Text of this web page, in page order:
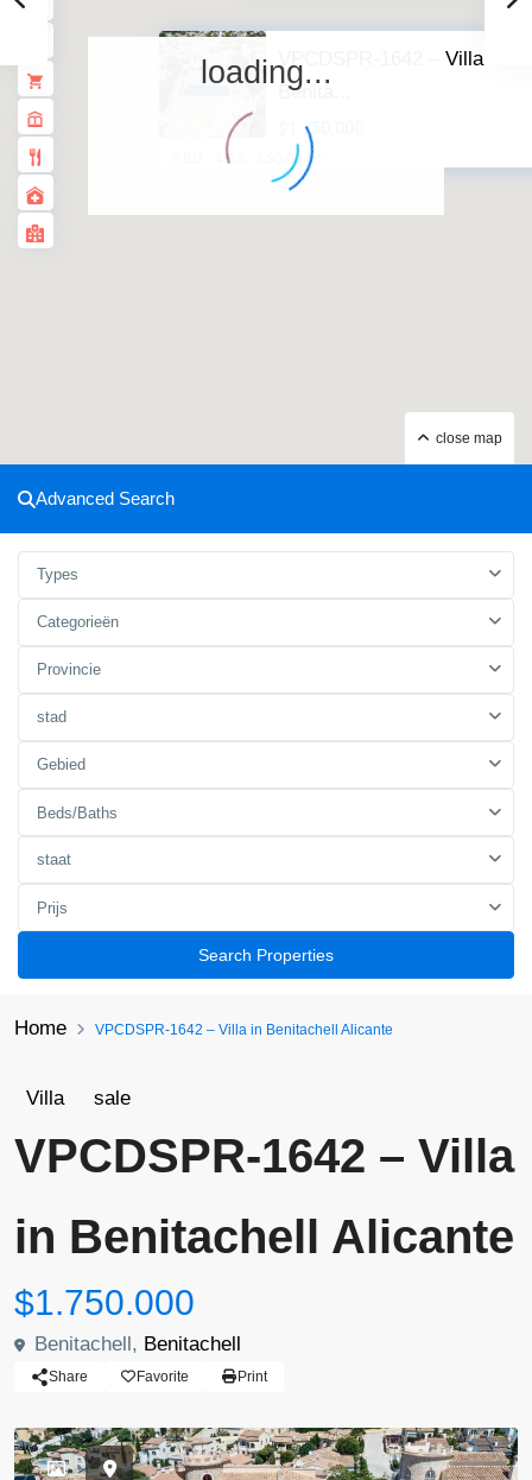
VPCDSPR-1642 – Villa in
Benita...
$1.750.000
4 BA 650.00 ft
loading...
close map
Advanced Search
Types
Categorieën
Provincie
stad
Gebied
Beds/Baths
staat
Prijs
Search Properties
Home VPCDSPR-1642 – Villa in Benitachell Alicante
Villa sale
VPCDSPR-1642 – Villa
in Benitachell Alicante
$1.750.000
Benitachell, Benitachell
Share Favorite Print